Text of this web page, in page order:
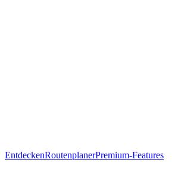
EntdeckenRoutenplanerPremium-Features